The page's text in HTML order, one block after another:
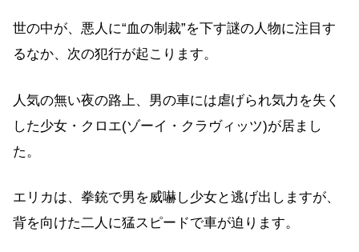
世の中が、悪人に“血の制裁”を下す謎の人物に注目す
るなか、次の犯行が起こります。
人気の無い夜の路上、男の車には虐げられ気力を失く
した少女・クロエ(ゾーイ・クラヴィッツ)が居まし
た。
エリカは、拳銃で男を威嚇し少女と逃げ出しますが、
背を向けた二人に猛スピードで車が迫ります。